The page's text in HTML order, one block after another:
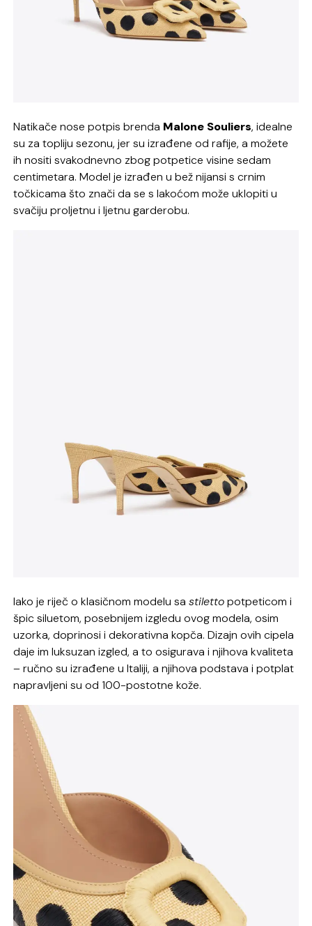
Natikače nose potpis brenda Malone Souliers, idealne
su za topliju sezonu, jer su izrađene od rafije, a možete
ih nositi svakodnevno zbog potpetice visine sedam
centimetara. Model je izrađen u bež nijansi s crnim
točkicama što znači da se s lakoćom može uklopiti u
svačiju proljetnu i ljetnu garderobu.
Iako je riječ o klasičnom modelu sastilettopotpeticom i
špic siluetom, posebnijem izgledu ovog modela, osim
uzorka, doprinosi i dekorativna kopča. Dizajn ovih cipela
daje im luksuzan izgled, a to osigurava i njihova kvaliteta
– ručno su izrađene u Italiji, a njihova podstava i potplat
napravljeni su od 100-postotne kože.